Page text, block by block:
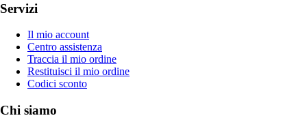
Servizi
Il mio account
Centro assistenza
Traccia il mio ordine
Restituisci il mio ordine
Codici sconto
Chi siamo